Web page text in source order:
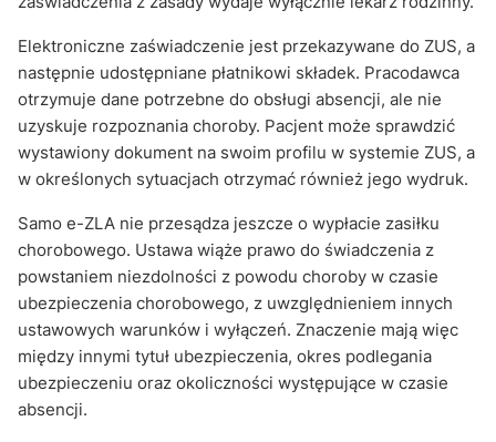
Elektroniczne zaświadczenie jest przekazywane do ZUS, a
następnie udostępniane płatnikowi składek. Pracodawca
otrzymuje dane potrzebne do obsługi absencji, ale nie
uzyskuje rozpoznania choroby. Pacjent może sprawdzić
wystawiony dokument na swoim profilu w systemie ZUS, a
w określonych sytuacjach otrzymać również jego wydruk.
Samo e-ZLA nie przesądza jeszcze o wypłacie zasiłku
chorobowego. Ustawa wiąże prawo do świadczenia z
powstaniem niezdolności z powodu choroby w czasie
ubezpieczenia chorobowego, z uwzględnieniem innych
ustawowych warunków i wyłączeń. Znaczenie mają więc
między innymi tytuł ubezpieczenia, okres podlegania
ubezpieczeniu oraz okoliczności występujące w czasie
absencji.